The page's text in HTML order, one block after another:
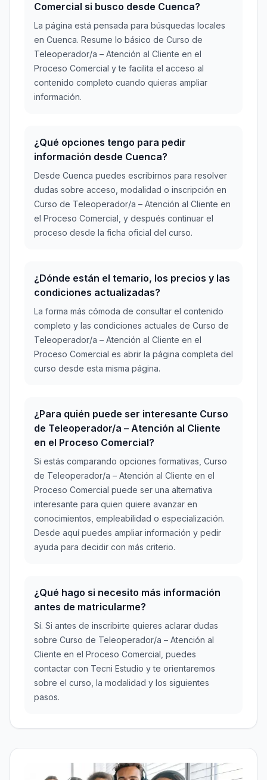
Comercial si busco desde Cuenca?
La página está pensada para búsquedas locales
en Cuenca. Resume lo básico de Curso de
Teleoperador/a – Atención al Cliente en el
Proceso Comercial y te facilita el acceso al
contenido completo cuando quieras ampliar
información.
¿Qué opciones tengo para pedir
información desde Cuenca?
Desde Cuenca puedes escribirnos para resolver
dudas sobre acceso, modalidad o inscripción en
Curso de Teleoperador/a – Atención al Cliente en
el Proceso Comercial, y después continuar el
proceso desde la ficha oficial del curso.
¿Dónde están el temario, los precios y las
condiciones actualizadas?
La forma más cómoda de consultar el contenido
completo y las condiciones actuales de Curso de
Teleoperador/a – Atención al Cliente en el
Proceso Comercial es abrir la página completa del
curso desde esta misma página.
¿Para quién puede ser interesante Curso
de Teleoperador/a – Atención al Cliente
en el Proceso Comercial?
Si estás comparando opciones formativas, Curso
de Teleoperador/a – Atención al Cliente en el
Proceso Comercial puede ser una alternativa
interesante para quien quiere avanzar en
conocimientos, empleabilidad o especialización.
Desde aquí puedes ampliar información y pedir
ayuda para decidir con más criterio.
¿Qué hago si necesito más información
antes de matricularme?
Sí. Si antes de inscribirte quieres aclarar dudas
sobre Curso de Teleoperador/a – Atención al
Cliente en el Proceso Comercial, puedes
contactar con Tecni Estudio y te orientaremos
sobre el curso, la modalidad y los siguientes
pasos.